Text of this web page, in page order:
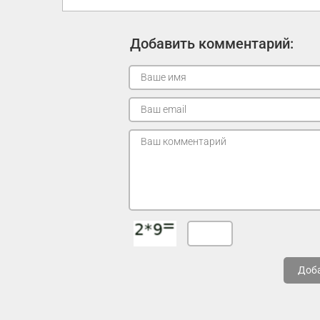
Добавить комментарий: